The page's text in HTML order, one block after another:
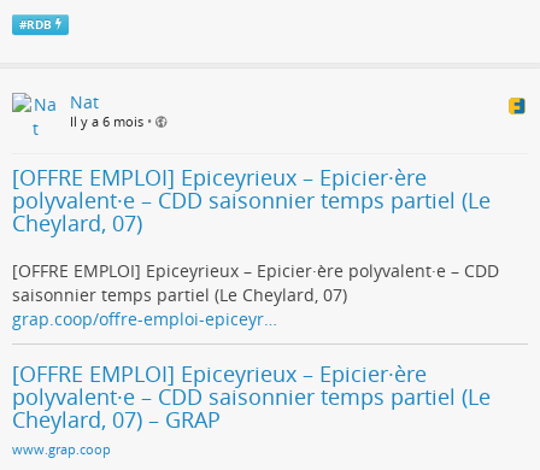
#RDB
Nat
Il y a 6 mois •
[OFFRE EMPLOI] Epiceyrieux – Epicier·ère
polyvalent·e – CDD saisonnier temps partiel (Le
Cheylard, 07)
[OFFRE EMPLOI] Epiceyrieux – Epicier·ère polyvalent·e – CDD
saisonnier temps partiel (Le Cheylard, 07)
grap.coop/offre-emploi-epiceyr…
[OFFRE EMPLOI] Epiceyrieux – Epicier·ère
polyvalent·e – CDD saisonnier temps partiel (Le
Cheylard, 07) – GRAP
www.grap.coop